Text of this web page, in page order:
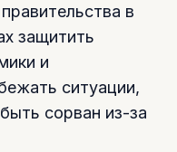
в
защитить
и
ситуации,
сорван из-за